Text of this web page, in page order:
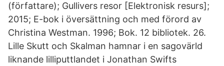
(författare); Gullivers resor [Elektronisk resurs];
2015; E-bok i översättning och med förord av
Christina Westman. 1996; Bok. 12 bibliotek. 26.
Lille Skutt och Skalman hamnar i en sagovärld
liknande lilliputtlandet i Jonathan Swifts